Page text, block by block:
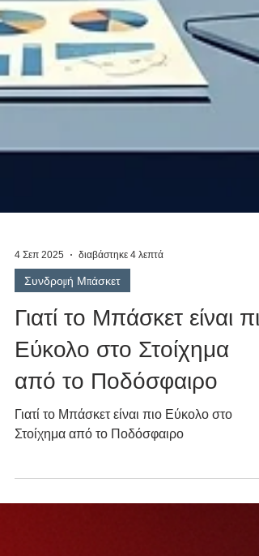
4 Σεπ 2025 διαβάστηκε 4 λεπτά
Συνδρομή Μπάσκετ
Γιατί το Μπάσκετ είναι
Εύκολο στο Στοίχημα
από το Ποδόσφαιρο